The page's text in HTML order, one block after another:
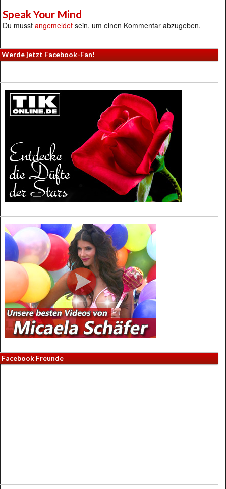
Speak Your Mind
Du musstangemeldet sein, um einen Kommentar abzugeben.
Werde jetzt Facebook-Fan!
Facebook Freunde